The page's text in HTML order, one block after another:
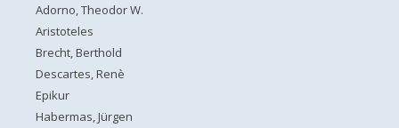
Adorno, Theodor W.
Aristoteles
Brecht, Berthold
Descartes, Renè
Epikur
Habermas, Jürgen